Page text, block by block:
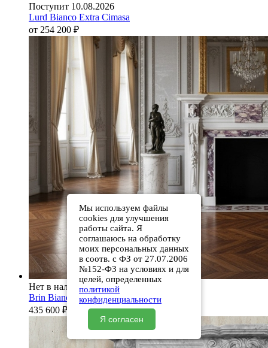
Поступит 10.08.2026
Lurd Bianco Extra Cimasa
от 254 200 ₽
Нет в наличии
Brin Bianco Extra
435 600 ₽
Мы используем файлы
cookies для улучшения
работы сайта. Я
соглашаюсь на обработку
моих персональных данных
в соотв. с ФЗ от 27.07.2006
№152-ФЗ на условиях и для
целей, определенных
политикой
конфиденциальности
Я согласен